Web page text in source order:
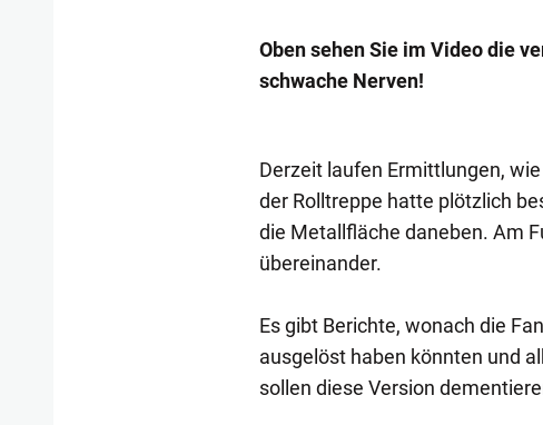
Oben sehen Sie im Video die
schwache Nerven!
Derzeit laufen Ermittlungen,
der Rolltreppe hatte plötzlich
die Metallfläche daneben. Am
übereinander.
Es gibt Berichte, wonach die
ausgelöst haben könnten und
sollen diese Version